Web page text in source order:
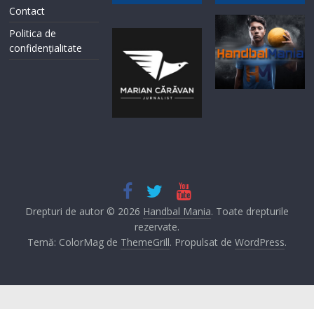
Contact
Politica de
confidențialitate
Drepturi de autor © 2026 Handbal Mania. Toate drepturile
rezervate.
Temă: ColorMag de ThemeGrill. Propulsat de WordPress.